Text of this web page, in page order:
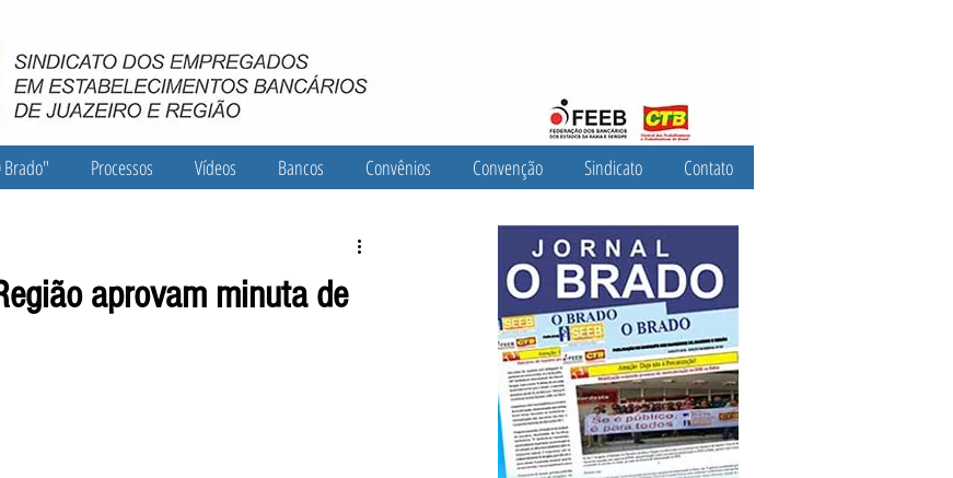
Brado" Processos Vídeos Bancos Convênios Convenção Sindicato Contato
aprovam minuta de